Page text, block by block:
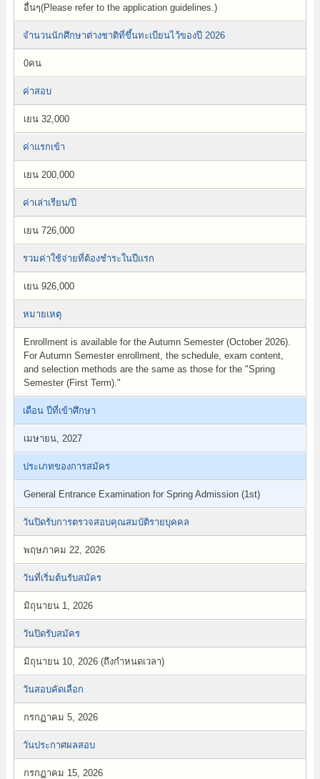
อื่นๆ(Please refer to the application guidelines.)
จำนวนนักศึกษาต่างชาติที่ขึ้นทะเบียนไว้ของปี 2026
0คน
ค่าสอบ
เยน 32,000
ค่าแรกเข้า
เยน 200,000
ค่าเล่าเรียน/ปี
เยน 726,000
รวมค่าใช้จ่ายที่ต้องชำระในปีแรก
เยน 926,000
หมายเหตุ
Enrollment is available for the Autumn Semester (October 2026).
For Autumn Semester enrollment, the schedule, exam content,
and selection methods are the same as those for the "Spring
Semester (First Term)."
เดือน ปีที่เข้าศึกษา
เมษายน, 2027
ประเภทของการสมัคร
General Entrance Examination for Spring Admission (1st)
วันปิดรับการตรวจสอบคุณสมบัติรายบุคคล
พฤษภาคม 22, 2026
วันที่เริ่มต้นรับสมัคร
มิถุนายน 1, 2026
วันปิดรับสมัคร
มิถุนายน 10, 2026 (ถึงกำหนดเวลา)
วันสอบคัดเลือก
กรกฏาคม 5, 2026
วันประกาศผลสอบ
กรกฏาคม 15, 2026